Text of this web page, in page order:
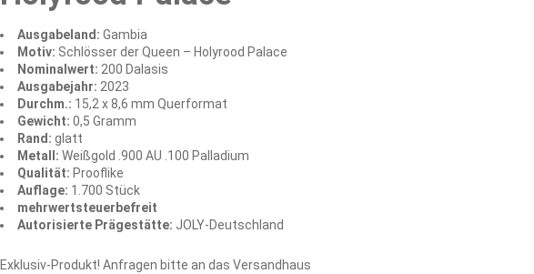
Ausgabeland: Gambia
Motiv: Schlösser der Queen – Holyrood Palace
Nominalwert: 200 Dalasis
Ausgabejahr: 2023
Durchm.: 15,2 x 8,6 mm Querformat
Gewicht: 0,5 Gramm
Rand: glatt
Metall: Weißgold .900 AU .100 Palladium
Qualität: Prooflike
Auflage: 1.700 Stück
mehrwertsteuerbefreit
Autorisierte Prägestätte: JOLY-Deutschland
Exklusiv-Produkt! Anfragen bitte an das Versandhaus